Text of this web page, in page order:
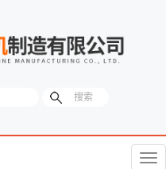
菜